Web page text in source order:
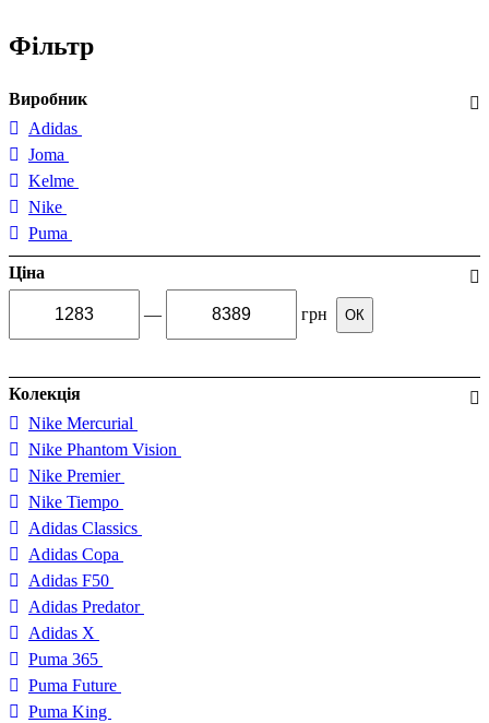
Фільтр
Виробник
Adidas
Joma
Kelme
Nike
Puma
Ціна
— грн ОК
Колекція
Nike Mercurial
Nike Phantom Vision
Nike Premier
Nike Tiempo
Adidas Classics
Adidas Copa
Adidas F50
Adidas Predator
Adidas X
Puma 365
Puma Future
Puma King